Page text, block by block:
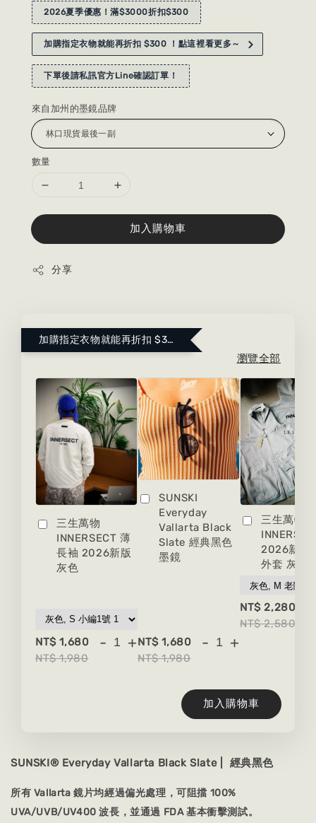
2026夏季優惠！滿$3000折扣$300
加購指定衣物就能再折扣 $300 ！點這裡看更多～
下單後請私訊官方Line確認訂單！
來自加州的墨鏡品牌
數量
加入購物車
分享
加購指定衣物就能再折扣 $300 ！點這裡看更多～
瀏覽全部
三生萬物
INNERSECT 薄
長袖 2026新版
灰色
NT$ 1,680
NT$ 1,980
- +
SUNSKI
Everyday
Vallarta Black
Slate 經典黑色
墨鏡
NT$ 1,680
NT$ 1,980
- +
三生萬物
2026新版
外套 灰色
NT$ 2,280
NT$ 2,580
加入購物車
SUNSKI® Everyday Vallarta Black Slate | 經典黑色
所有 Vallarta 鏡片均經過偏光處理，可阻擋 100%
UVA/UVB/UV400 波長，並通過 FDA 基本衝擊測試。